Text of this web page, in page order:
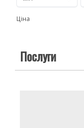
Ціна
Послуги